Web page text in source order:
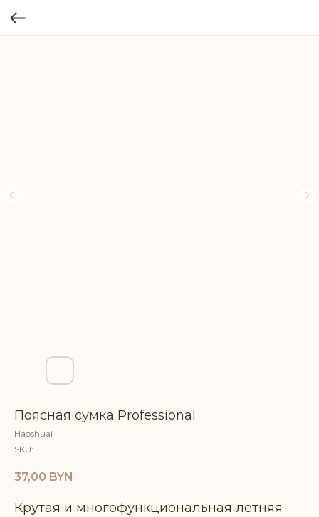
Поясная сумка Professional
Haoshuai
SKU:
37,00 BYN
Крутая и многофункциональная летняя